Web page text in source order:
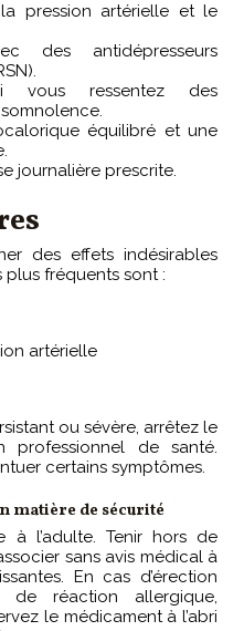
pression artérielle et le
des antidépresseurs
ressentez des
équilibré et une
journalière prescrite.
des effets indésirables
plus fréquents sont :
artérielle
ou sévère, arrêtez le
professionnel de santé.
certains symptômes.
matière de sécurité
à l’adulte. Tenir hors de
sans avis médical à
En cas d’érection
de réaction allergique,
le médicament à l’abri